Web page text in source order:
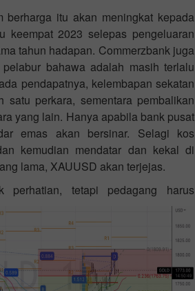
berharga itu akan meningkat kepada
keempat 2023 selepas pengeluaran
tahun hadapan. Commerzbank juga
bahawa adalah masih terlalu
pendapatnya, kelembapan sekatan
satu perkara, sementara pembalikan
yang lain. Hanya apabila bank pusat
emas akan bersinar. Selagi kos
kemudian mendatar dan kekal di
lama, XAUUSD akan terjejas.
perhatian, tetapi pedagang harus